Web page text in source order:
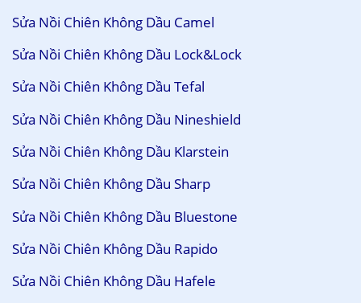
Sửa Nồi Chiên Không Dầu Camel
Sửa Nồi Chiên Không Dầu Lock&Lock
Sửa Nồi Chiên Không Dầu Tefal
Sửa Nồi Chiên Không Dầu Nineshield
Sửa Nồi Chiên Không Dầu Klarstein
Sửa Nồi Chiên Không Dầu Sharp
Sửa Nồi Chiên Không Dầu Bluestone
Sửa Nồi Chiên Không Dầu Rapido
Sửa Nồi Chiên Không Dầu Hafele